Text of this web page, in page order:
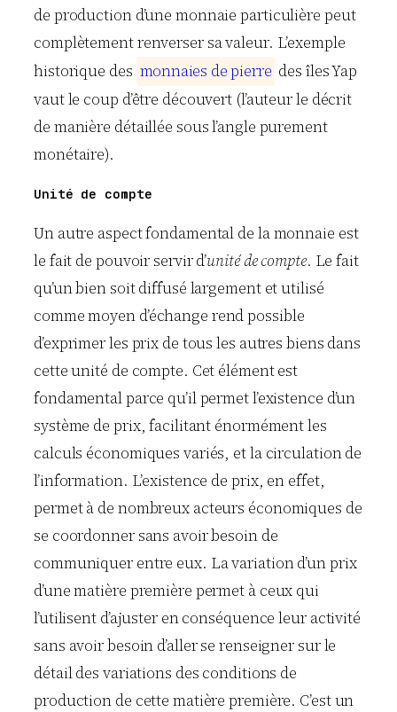
de production d’une monnaie particulière peut
complètement renverser sa valeur. L’exemple
historique des monnaies depierre des îles Yap
vaut le coup d’être découvert (l’auteur le décrit
de manière détaillée sous l’angle purement
monétaire).
Unité de compte
Un autre aspect fondamental de la monnaie est
le fait de pouvoir servir d’unité de compte. Le fait
qu’un bien soit diffusé largement et utilisé
comme moyen d’échange rend possible
d’exprimer les prix de tous les autres biens dans
cette unité de compte. Cet élément est
fondamental parce qu’il permet l’existence d’un
système de prix, facilitant énormément les
calculs économiques variés, et la circulation de
l’information. L’existence de prix, en effet,
permet à de nombreux acteurs économiques de
se coordonner sans avoir besoin de
communiquer entre eux. La variation d’un prix
d’une matière première permet à ceux qui
l’utilisent d’ajuster en conséquence leur activité
sans avoir besoin d’aller se renseigner sur le
détail des variations des conditions de
production de cette matière première. C’est un